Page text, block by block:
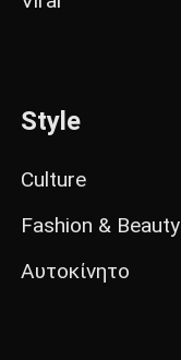
Style
Culture
Fashion & Beauty
Αυτοκίνητο